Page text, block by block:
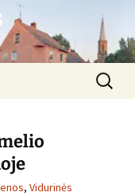
Ieškoti:
, Vidurinės